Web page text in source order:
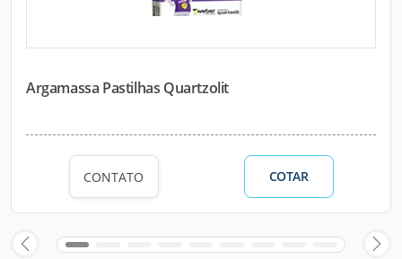
Argamassa Pastilhas Quartzolit
CONTATO COTAR